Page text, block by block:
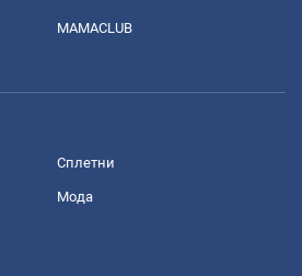
MAMACLUB
Сплетни
Мода